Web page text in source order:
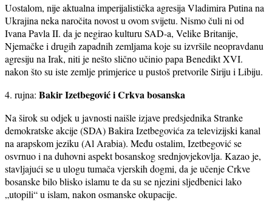
Uostalom, nije aktualna imperijalistička agresija Vladimira Putina na
Ukrajina neka naročita novost u ovom svijetu. Nismo čuli ni od
Ivana Pavla II. da je negirao kulturu SAD-a, Velike Britanije,
Njemačke i drugih zapadnih zemljama koje su izvršile neopravdanu
agresiju na Irak, niti je nešto slično učinio papa Benedikt XVI.
nakon što su iste zemlje primjerice u pustoš pretvorile Siriju i Libiju.
4. rujna: Bakir Izetbegović i Crkva bosanska
Na širok su odjek u javnosti naišle izjave predsjednika Stranke
demokratske akcije (SDA) Bakira Izetbegovića za televizijski kanal
na arapskom jeziku (Al Arabia). Među ostalim, Izetbegović se
osvrnuo i na duhovni aspekt bosanskog srednjovjekovlja. Kazao je,
stavljajući se u ulogu tumača vjerskih dogmi, da je učenje Crkve
bosanske bilo blisko islamu te da su se njezini sljedbenici lako
„utopili“ u islam, nakon osmanske okupacije.